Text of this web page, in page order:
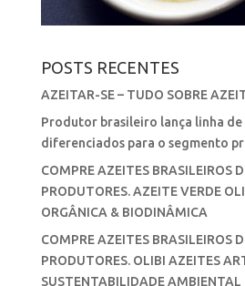
POSTS RECENTES
AZEITAR-SE – TUDO SOBRE
Produtor brasileiro lança linha de
diferenciados para o segmento
COMPRE AZEITES BRASILEIROS
PRODUTORES. AZEITE VERDE
ORGÂNICA & BIODINÂMICA
COMPRE AZEITES BRASILEIROS
PRODUTORES. OLIBI AZEITES
SUSTENTABILIDADE